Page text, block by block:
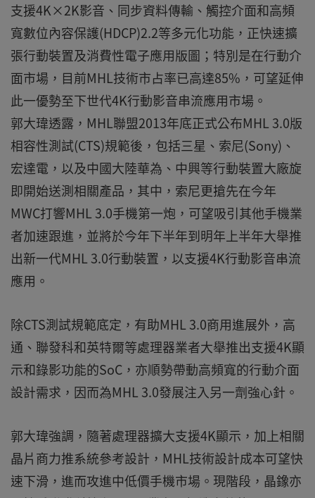
支援4K×2K影音、同步資料傳輸、觸控介面和高頻
寬數位內容保護(HDCP)2.2等多元化功能，正快速擴
張行動裝置及消費性電子應用版圖；特別是在行動介
面市場，目前MHL技術市占率已高達85%，可望延伸
此一優勢至下世代4K行動影音串流應用市場。
郭大瑋透露，MHL聯盟2013年底正式公布MHL 3.0版
相容性測試(CTS)規範後，包括三星、索尼(Sony)、
宏達電，以及中國大陸華為、中興等行動裝置大廠旋
即開始送測相關產品，其中，索尼更搶先在今年
MWC打響MHL 3.0手機第一炮，可望吸引其他手機業
者加速跟進，並將於今年下半年到明年上半年大舉推
出新一代MHL 3.0行動裝置，以支援4K行動影音串流
應用。
除CTS測試規範底定，有助MHL 3.0商用進展外，高
通、聯發科和英特爾等處理器業者大舉推出支援4K顯
示和錄影功能的SoC，亦順勢帶動高頻寬的行動介面
設計需求，因而為MHL 3.0發展注入另一劑強心針。
郭大瑋強調，隨著處理器擴大支援4K顯示，加上相關
晶片商力推系統參考設計，MHL技術設計成本可望快
速下滑，進而攻進中低價手機市場。現階段，晶鐌亦